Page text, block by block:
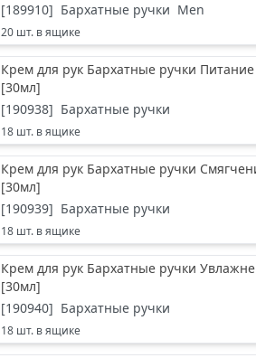
[189910] Бархатные ручки Men
20 шт. в ящике
Крем для рук Бархатные ручки
[30мл]
[190938] Бархатные ручки
18 шт. в ящике
Крем для рук Бархатные ручки
[30мл]
[190939] Бархатные ручки
18 шт. в ящике
Крем для рук Бархатные ручки
[30мл]
[190940] Бархатные ручки
18 шт. в ящике